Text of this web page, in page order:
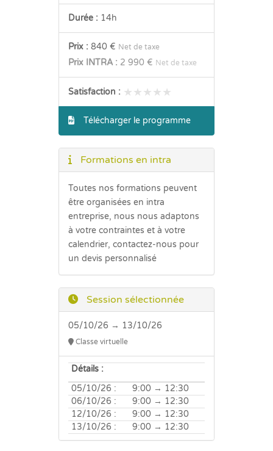
Durée :14h
Prix : 840 € Net de taxe
Prix INTRA : 2 990 € Net de taxe
Satisfaction : ★★★★★
★★★★★
Télécharger le programme
Formations en intra
Toutes nos formations peuvent
être organisées en intra
entreprise, nous nous adaptons
à votre contraintes et à votre
calendrier, contactez-nous pour
un devis personnalisé
Session sélectionnée
05/10/26 → 13/10/26
Classe virtuelle
Détails :
05/10/26 :
9:00 → 12:30
06/10/26 :
9:00 → 12:30
12/10/26 :
9:00 → 12:30
13/10/26 :
9:00 → 12:30